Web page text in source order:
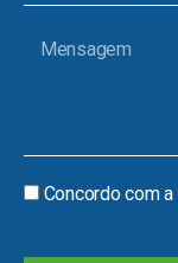
Concordo com a